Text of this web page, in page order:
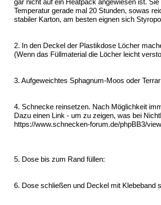
gar nicht auf ein Heatpack angewiesen ist.
Temperatur gerade mal 20 Stunden, sowas
stabiler Karton, am besten eignen sich
2. In den Deckel der Plastikdose Löcher
(Wenn das Füllmaterial die Löcher leicht
3. Aufgeweichtes Sphagnum-Moos oder
4. Schnecke reinsetzen. Nach Möglichkeit
Dazu einen Link - um zu zeigen, was bei
https://www.schnecken-forum.de/phpBB3/
5. Dose bis zum Rand füllen:
6. Dose schließen und Deckel mit Klebeband